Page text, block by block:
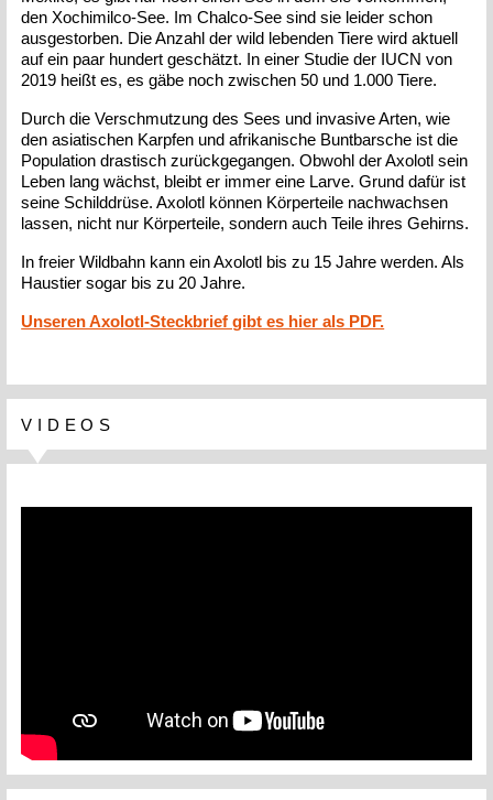
den Xochimilco-See. Im Chalco-See sind sie leider schon
ausgestorben. Die Anzahl der wild lebenden Tiere wird aktuell
auf ein paar hundert geschätzt. In einer Studie der IUCN von
2019 heißt es, es gäbe noch zwischen 50 und 1.000 Tiere.
Durch die Verschmutzung des Sees und invasive Arten, wie
den asiatischen Karpfen und afrikanische Buntbarsche ist die
Population drastisch zurückgegangen. Obwohl der Axolotl sein
Leben lang wächst, bleibt er immer eine Larve. Grund dafür ist
seine Schilddrüse. Axolotl können Körperteile nachwachsen
lassen, nicht nur Körperteile, sondern auch Teile ihres Gehirns.
In freier Wildbahn kann ein Axolotl bis zu 15 Jahre werden. Als
Haustier sogar bis zu 20 Jahre.
Unseren Axolotl-Steckbrief gibt es hier als PDF.
VIDEOS